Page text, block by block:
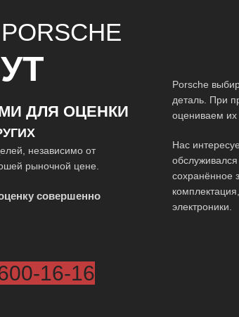
PORSCHE
ДЛЯ ОЦЕНКИ
независимо от
рыночной цене.
совершенно
16-16
Porsche
деталь. При
оцениваем
Нас
сохранённое
электроники.